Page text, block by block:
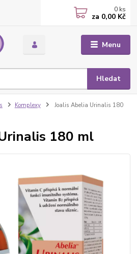
Menu
Hledat
0 ks
za 0,00 Kč
Komplexy
Joalis Abelia Urinalis 180
180 ml